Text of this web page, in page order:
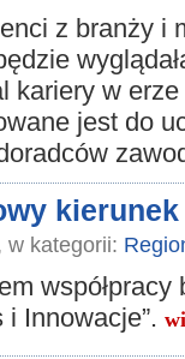
z branży i
kariery w
jest do
w kategorii:
współpracy
Innowacje”.